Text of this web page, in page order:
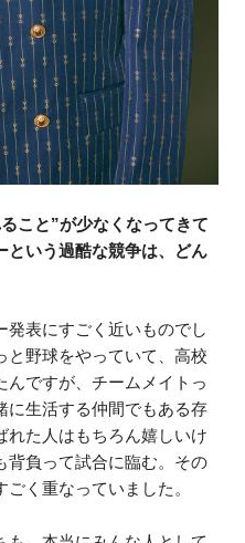
こと”が少なくなってきて
という過酷な競争は、どん
発表にすごく近いものでし
と野球をやっていて、高校
んですが、チームメイトっ
に生活する仲間でもある存
れた人はもちろん嬉しいけ
背負って試合に臨む。その
く重なっていました。